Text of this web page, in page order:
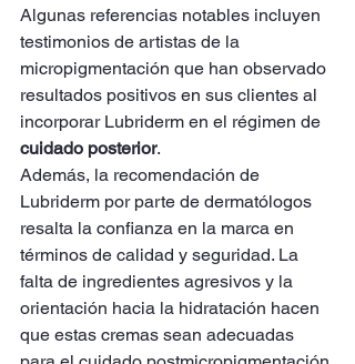
Algunas referencias notables incluyen
testimonios de artistas de la
micropigmentación que han observado
resultados positivos en sus clientes al
incorporar Lubriderm en el régimen de
cuidado posterior.
Además, la recomendación de
Lubriderm por parte de dermatólogos
resalta la confianza en la marca en
términos de calidad y seguridad. La
falta de ingredientes agresivos y la
orientación hacia la hidratación hacen
que estas cremas sean adecuadas